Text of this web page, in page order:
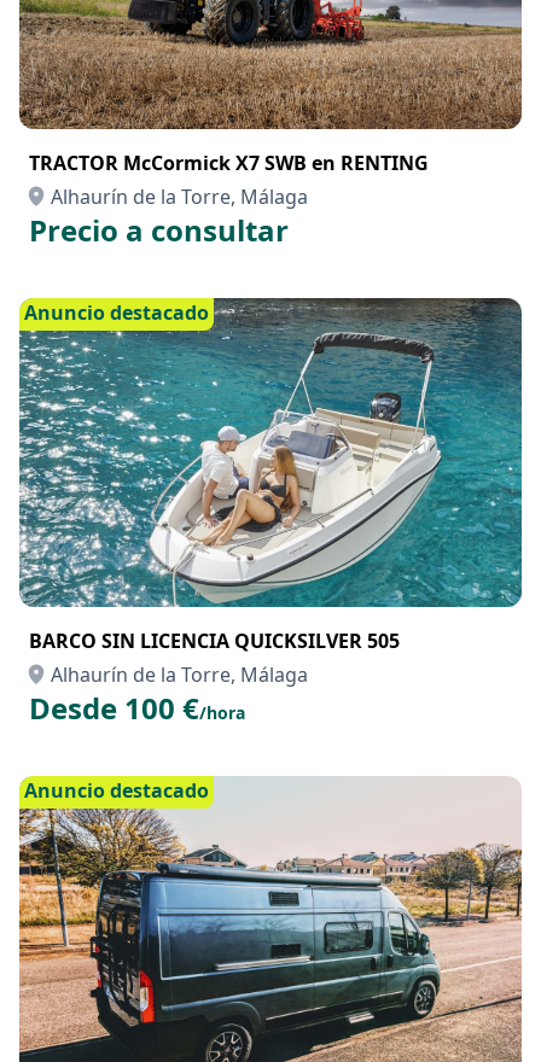
TRACTOR McCormick X7 SWB en RENTING
Alhaurín de la Torre, Málaga
Precio a consultar
Anuncio destacado
BARCO SIN LICENCIA QUICKSILVER 505
Alhaurín de la Torre, Málaga
Desde 100 €/hora
Anuncio destacado